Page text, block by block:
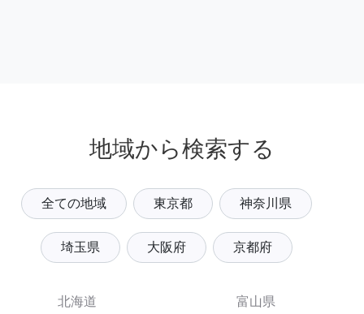
地域から検索する
全ての地域 東京都 神奈川県
埼玉県 大阪府 京都府
北海道
富山県